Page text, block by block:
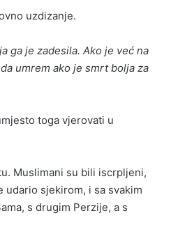
uzdizanje.
ga je zadesila. Ako je već na
umrem ako je smrt bolja za
toga vjerovati u
Muslimani su bili iscrpljeni,
s drugim Perzije, a s